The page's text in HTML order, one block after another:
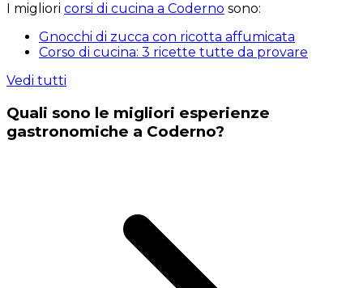
I migliori corsi di cucina a Coderno sono:
Gnocchi di zucca con ricotta affumicata
Corso di cucina: 3 ricette tutte da provare
Vedi tutti
Quali sono le migliori esperienze
gastronomiche a Coderno?